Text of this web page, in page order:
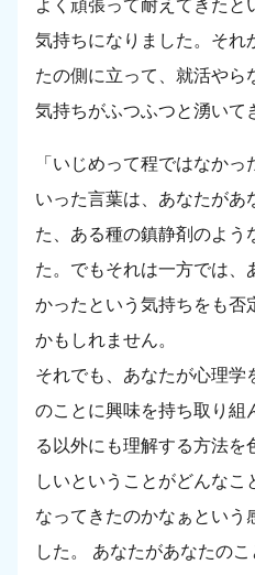
よく頑張って耐えてきたと
気持ちになりました。それ
たの側に立って、就活やら
気持ちがふつふつと湧いて
「いじめって程ではなか
いった言葉は、あなたがあ
た、ある種の鎮静剤のよう
た。でもそれは一方では、
かったという気持ちをも否
かもしれません。
それでも、あなたが心理学
のことに興味を持ち取り組
る以外にも理解する方法を
しいということがどんなこ
なってきたのかなぁという
した。 あなたがあなたの